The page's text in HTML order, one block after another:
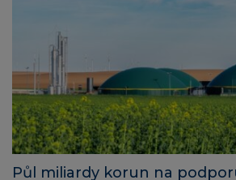
Půl miliardy korun na